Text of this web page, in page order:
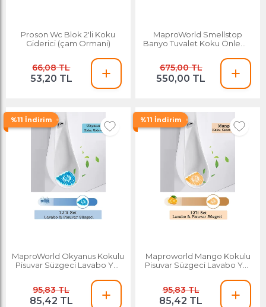
Proson Wc Blok 2'li Koku
Giderici (çam Ormani)
66,08 TL
53,20 TL
MaproWorld Smellstop
Banyo Tuvalet Koku Önleyici
Lavanta Kokulu 1 Kg
675,00 TL
550,00 TL
%11 İndirim
MaproWorld Okyanus Kokulu
Pisuvar Süzgeci Lavabo Yer
Tuvalet Matı
95,83 TL
85,42 TL
%11 İndirim
Maproworld Mango Kokulu
Pisuvar Süzgeci Lavabo Yer
Tuvalet Matı
95,83 TL
85,42 TL